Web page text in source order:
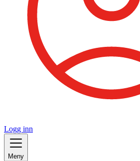
Logg inn
Meny